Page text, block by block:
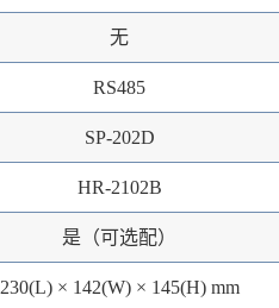
无
RS485
SP-202D
HR-2102B
是（可选配）
230(L) × 142(W) × 145(H) mm